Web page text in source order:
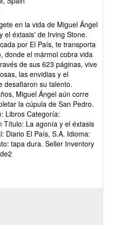
en la vida de Miguel Ángel
el éxtasis' de Irving Stone.
por El País, te transporta
donde el mármol cobra vida
de sus 623 páginas, vive
las envidias y el
desafiaron su talento.
Miguel Ángel aún corre
la cúpula de San Pedro.
Libros Categoría:
Título: La agonía y el éxtasis
Diario El País, S.A. Idioma:
tapa dura. Seller Inventory